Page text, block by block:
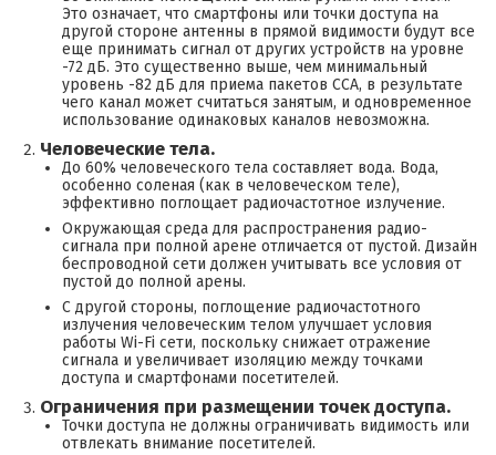
Это означает, что смартфоны или точки доступа на
другой стороне антенны в прямой видимости будут все
еще принимать сигнал от других устройств на уровне
-72 дБ. Это существенно выше, чем минимальный
уровень -82 дБ для приема пакетов CCA, в результате
чего канал может считаться занятым, и одновременное
использование одинаковых каналов невозможна.
Человеческие тела.
До 60% человеческого тела составляет вода. Вода,
особенно соленая (как в человеческом теле),
эффективно поглощает радиочастотное излучение.
Окружающая среда для распространения радио-
сигнала при полной арене отличается от пустой. Дизайн
беспроводной сети должен учитывать все условия от
пустой до полной арены.
С другой стороны, поглощение радиочастотного
излучения человеческим телом улучшает условия
работы Wi-Fi сети, поскольку снижает отражение
сигнала и увеличивает изоляцию между точками
доступа и смартфонами посетителей.
Ограничения при размещении точек доступа.
Точки доступа не должны ограничивать видимость или
отвлекать внимание посетителей.